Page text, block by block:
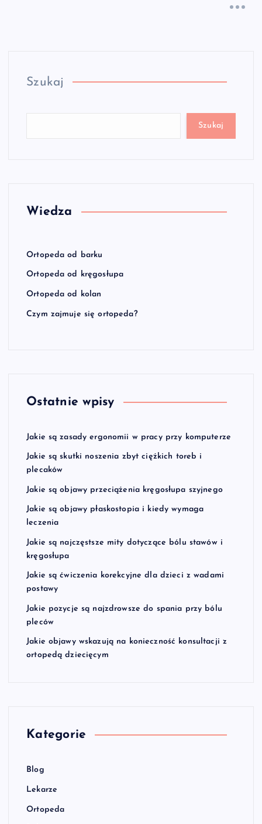
Szukaj
Szukaj
Wiedza
Ortopeda od barku
Ortopeda od kręgosłupa
Ortopeda od kolan
Czym zajmuje się ortopeda?
Ostatnie wpisy
Jakie są zasady ergonomii w pracy przy komputerze
Jakie są skutki noszenia zbyt ciężkich toreb i
plecaków
Jakie są objawy przeciążenia kręgosłupa szyjnego
Jakie są objawy płaskostopia i kiedy wymaga
leczenia
Jakie są najczęstsze mity dotyczące bólu stawów i
kręgosłupa
Jakie są ćwiczenia korekcyjne dla dzieci z wadami
postawy
Jakie pozycje są najzdrowsze do spania przy bólu
pleców
Jakie objawy wskazują na konieczność konsultacji z
ortopedą dziecięcym
Kategorie
Blog
Lekarze
Ortopeda